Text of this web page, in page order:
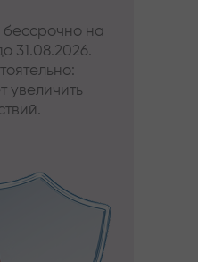
бессрочно на
31.08.2026.
увеличить